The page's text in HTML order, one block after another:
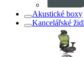
Akustické boxy
Kancelářské